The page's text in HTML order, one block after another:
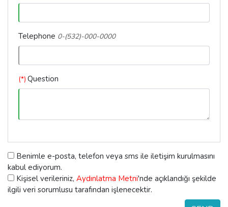
Telephone 0-(532)-000-0000
(*) Question
Benimle e-posta, telefon veya sms ile iletişim kurulmasını
kabul ediyorum.
Kişisel verileriniz, Aydınlatma Metni'nde açıklandığı şekilde
ilgili veri sorumlusu tarafından işlenecektir.